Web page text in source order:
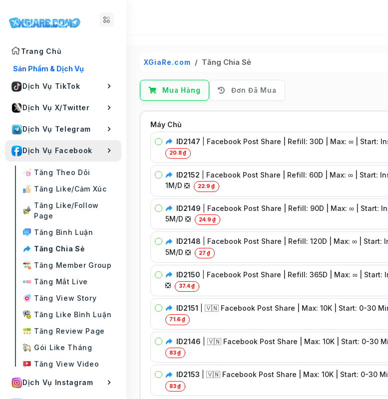
Trang Chủ
Sản Phẩm & Dịch Vụ
Dịch Vụ TikTok
Dịch Vụ X/Twitter
Dịch Vụ Telegram
Dịch Vụ Facebook
Tăng Theo Dõi
Tăng Like/Cảm Xúc
Tăng Like/Follow
Page
Tăng Bình Luận
Tăng Chia Sẻ
Tăng Member Group
Tăng Mắt Live
Tăng View Story
Tăng Like Bình Luận
Tăng Review Page
Gói Like Tháng
Tăng View Video
Dịch Vụ Instagram
XGiaRe.com Tăng Chia Sẻ
Mua Hàng Đơn Đã Mua
Máy Chủ
ID2147
Facebook Post Share | Refill: 30D | Max: ∞ | Start:
20.8 ₫
ID2152
Facebook Post Share | Refill: 60D | Max: ∞ | Start:
1M/D ❎
22.9 ₫
ID2149
Facebook Post Share | Refill: 90D | Max: ∞ | Start:
5M/D ❎
24.9 ₫
ID2148
Facebook Post Share | Refill: 120D | Max: ∞ | Start:
5M/D ❎
27 ₫
ID2150
Facebook Post Share | Refill: 365D | Max: ∞ | Start:
❎
37.4 ₫
ID2151 🇻🇳 Facebook Post Share | Max: 10K | Start: 0-30
71.6 ₫
ID2146 🇻🇳 Facebook Post Share | Max: 10K | Start: 0-30
83 ₫
ID2153 🇻🇳 Facebook Post Share | Max: 10K | Start: 0-30
83 ₫